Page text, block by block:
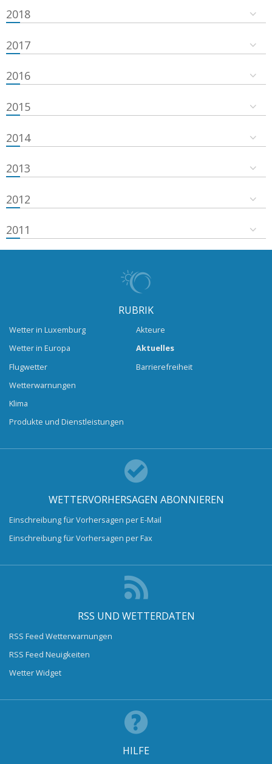
2018
2017
2016
2015
2014
2013
2012
2011
RUBRIK
Wetter in Luxemburg
Wetter in Europa
Flugwetter
Wetterwarnungen
Klima
Produkte und Dienstleistungen
Akteure
Aktuelles
Barrierefreiheit
WETTERVORHERSAGEN ABONNIEREN
Einschreibung für Vorhersagen per E-Mail
Einschreibung für Vorhersagen per Fax
RSS UND WETTERDATEN
RSS Feed Wetterwarnungen
RSS Feed Neuigkeiten
Wetter Widget
HILFE